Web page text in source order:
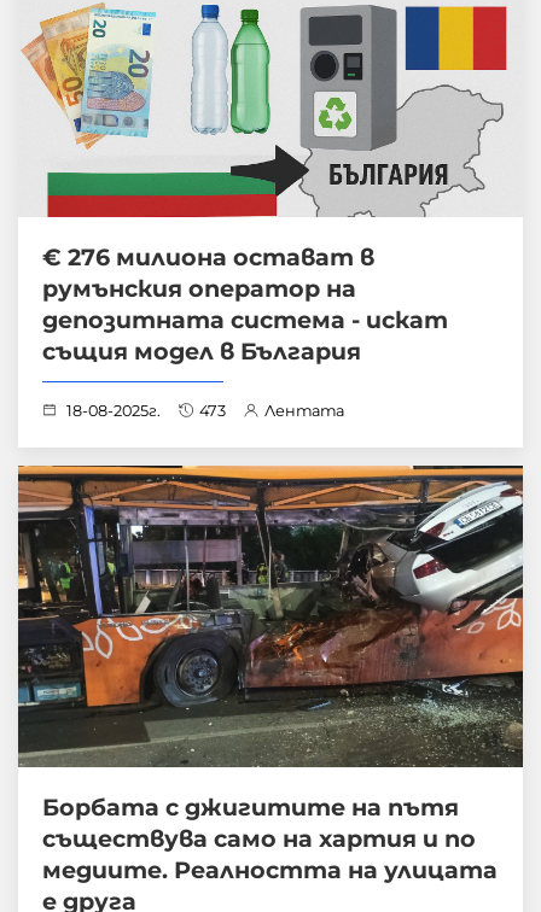
€ 276 милиона остават в
румънския оператор на
депозитната система - искат
същия модел в България
18-08-2025г. 473 Лентата
Борбата с джигитите на пътя
съществува само на хартия и по
медиите. Реалността на улицата
е друга